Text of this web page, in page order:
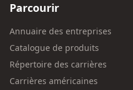
Parcourir
Annuaire des entreprises
Catalogue de produits
Répertoire des carrières
Carrières américaines